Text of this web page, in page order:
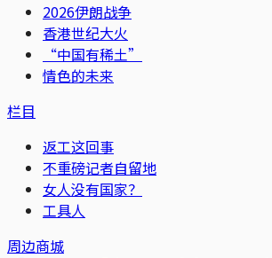
2026伊朗战争
香港世纪大火
“中国有稀土”
情色的未来
栏目
返工这回事
不重磅记者自留地
女人没有国家？
工具人
周边商城